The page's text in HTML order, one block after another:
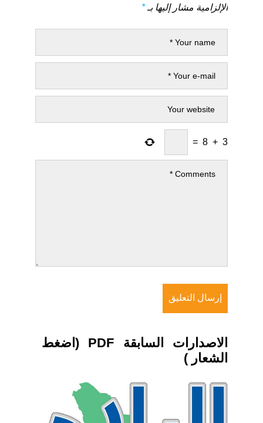
الإلزامية مشار إليها بـ*
3
+
8
=
الاصدارات السابقة PDF (اضغط
الشعار )